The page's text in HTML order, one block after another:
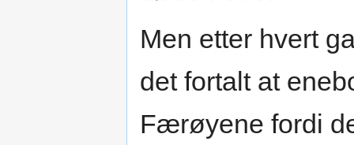
Men etter hvert
det fortalt at
Færøyene fordi